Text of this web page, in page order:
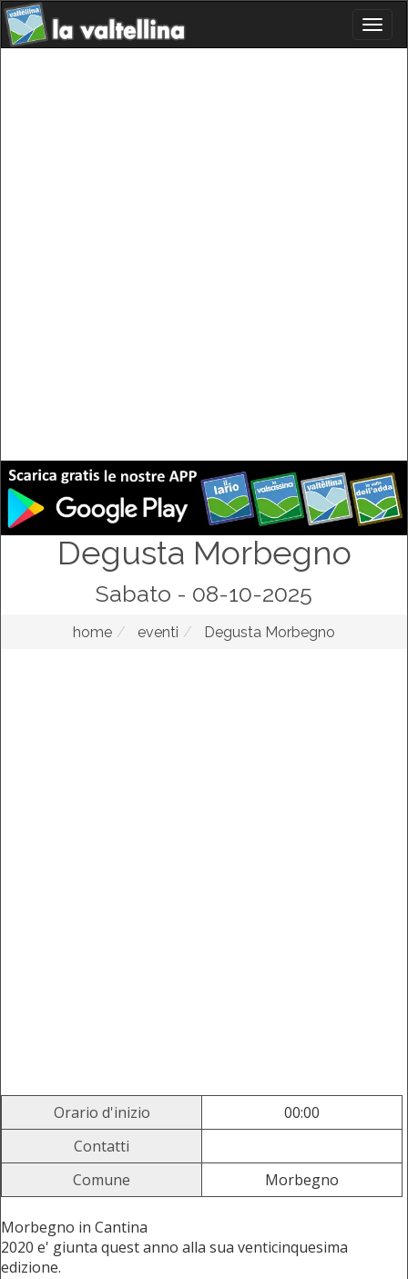
Degusta Morbegno
Sabato - 08-10-2025
home eventi Degusta Morbegno
Orario d'inizio
00:00
Contatti
Comune
Morbegno
Morbegno in Cantina
2020 e' giunta quest anno alla sua venticinquesima
edizione.